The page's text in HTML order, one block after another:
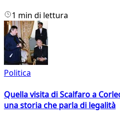
1 min di lettura
Politica
Quella visita di Scalfaro a
una storia che parla di legalità